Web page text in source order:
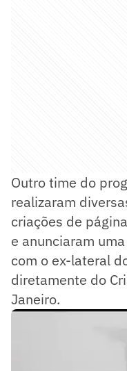
Outro time do
realizaram
criações de
e anunciaram
com o ex-lateral
diretamente do
Janeiro.